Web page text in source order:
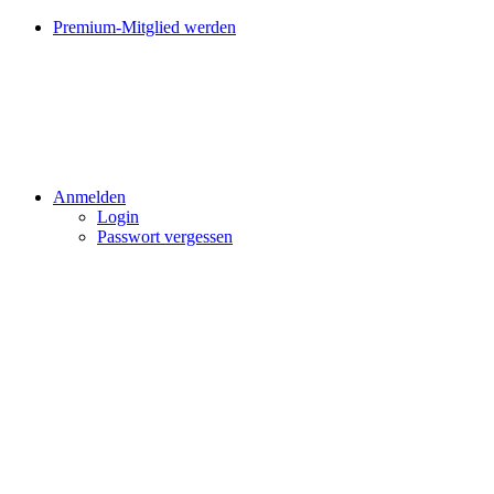
Premium-Mitglied werden
Anmelden
Login
Passwort vergessen